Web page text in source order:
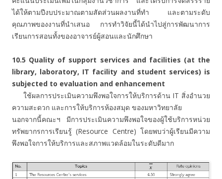
ได้ให้ตามปีงบประมาณตามสัดส่วนผลงานที่ทำ และตามระดับ
คุณภาพของงานที่นำเสนอ การทำวิจัยนี้ได้นำไปสู่การพัฒนาการ
เรียนการสอนทั้งของอาจารย์ผู้สอนและนักศึกษา
10.5 Quality of support services and facilities (at the
library, laboratory, IT facility and student services) is
subjected to evaluation and enhancement
ใช้ผลการประเมินความพึงพอใจการให้บริการด้าน IT สิ่งอำนวย
ความสะดวก และการให้บริการห้องสมุด ของมหาวิทยาลัย
นอกจากนี้คณะฯ มีการประเมินความพึงพอใจของผู้ใช้บริการหน่วย
ทรัพยากรการเรียนรู้ (Resource Centre) โดยพบว่าผู้เรียนมีความ
พึงพอใจการให้บริการและสภาพแวดล้อมในระดับดีมาก